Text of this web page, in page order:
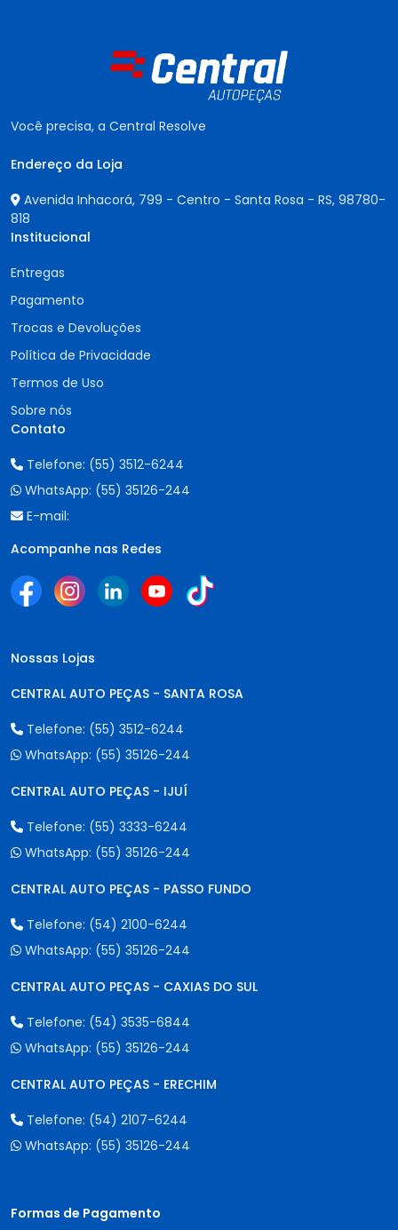
Você precisa, a Central Resolve
Endereço da Loja
Avenida Inhacorá, 799 - Centro - Santa Rosa - RS, 98780-
818
Institucional
Entregas
Pagamento
Trocas e Devoluções
Política de Privacidade
Termos de Uso
Sobre nós
Contato
Telefone: (55) 3512-6244
WhatsApp: (55) 35126-244
E-mail:
Acompanhe nas Redes
Nossas Lojas
CENTRAL AUTO PEÇAS - SANTA ROSA
Telefone: (55) 3512-6244
WhatsApp: (55) 35126-244
CENTRAL AUTO PEÇAS - IJUÍ
Telefone: (55) 3333-6244
WhatsApp: (55) 35126-244
CENTRAL AUTO PEÇAS - PASSO FUNDO
Telefone: (54) 2100-6244
WhatsApp: (55) 35126-244
CENTRAL AUTO PEÇAS - CAXIAS DO SUL
Telefone: (54) 3535-6844
WhatsApp: (55) 35126-244
CENTRAL AUTO PEÇAS - ERECHIM
Telefone: (54) 2107-6244
WhatsApp: (55) 35126-244
Formas de Pagamento